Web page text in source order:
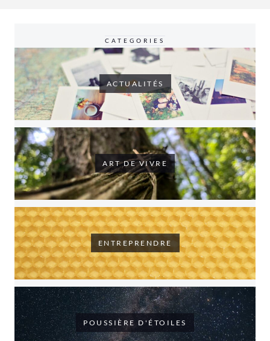
CATEGORIES
ACTUALITÉS
ART DE VIVRE
ENTREPRENDRE
POUSSIÈRE D'ÉTOILES